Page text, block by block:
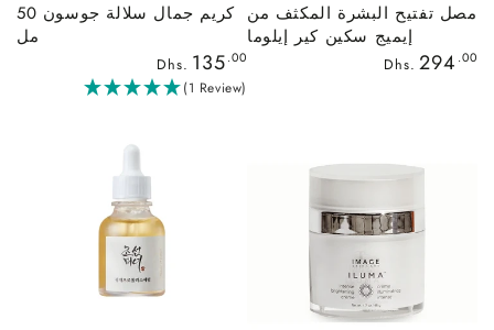
مصل تفتيح البشرة المكثف من
إيميج سكين كير إيلوما
Dhs. 294 .00
كريم جمال سلالة جوسون 50
مل
العادي
Dhs. 135.00
(1 Review)